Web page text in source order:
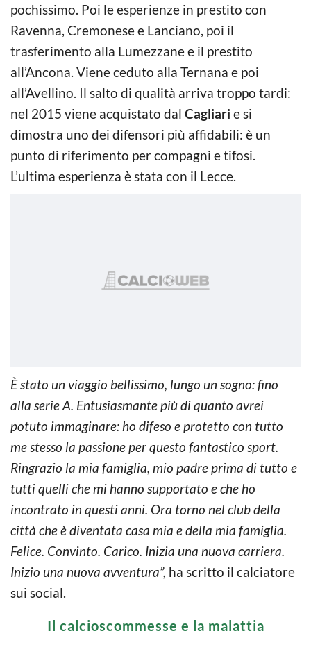
pochissimo. Poi le esperienze in prestito con
Ravenna, Cremonese e Lanciano, poi il
trasferimento alla Lumezzane e il prestito
all’Ancona. Viene ceduto alla Ternana e poi
all’Avellino. Il salto di qualità arriva troppo tardi:
nel 2015 viene acquistato dal Cagliari e si
dimostra uno dei difensori più affidabili: è un
punto di riferimento per compagni e tifosi.
L’ultima esperienza è stata con il Lecce.
È stato un viaggio bellissimo, lungo un sogno: fino
alla serie A. Entusiasmante più di quanto avrei
potuto immaginare: ho difeso e protetto con tutto
me stesso la passione per questo fantastico sport.
Ringrazio la mia famiglia, mio padre prima di tutto e
tutti quelli che mi hanno supportato e che ho
incontrato in questi anni. Ora torno nel club della
città che è diventata casa mia e della mia famiglia.
Felice. Convinto. Carico. Inizia una nuova carriera.
Inizio una nuova avventura”, ha scritto il calciatore
sui social.
Il calcioscommesse e la malattia